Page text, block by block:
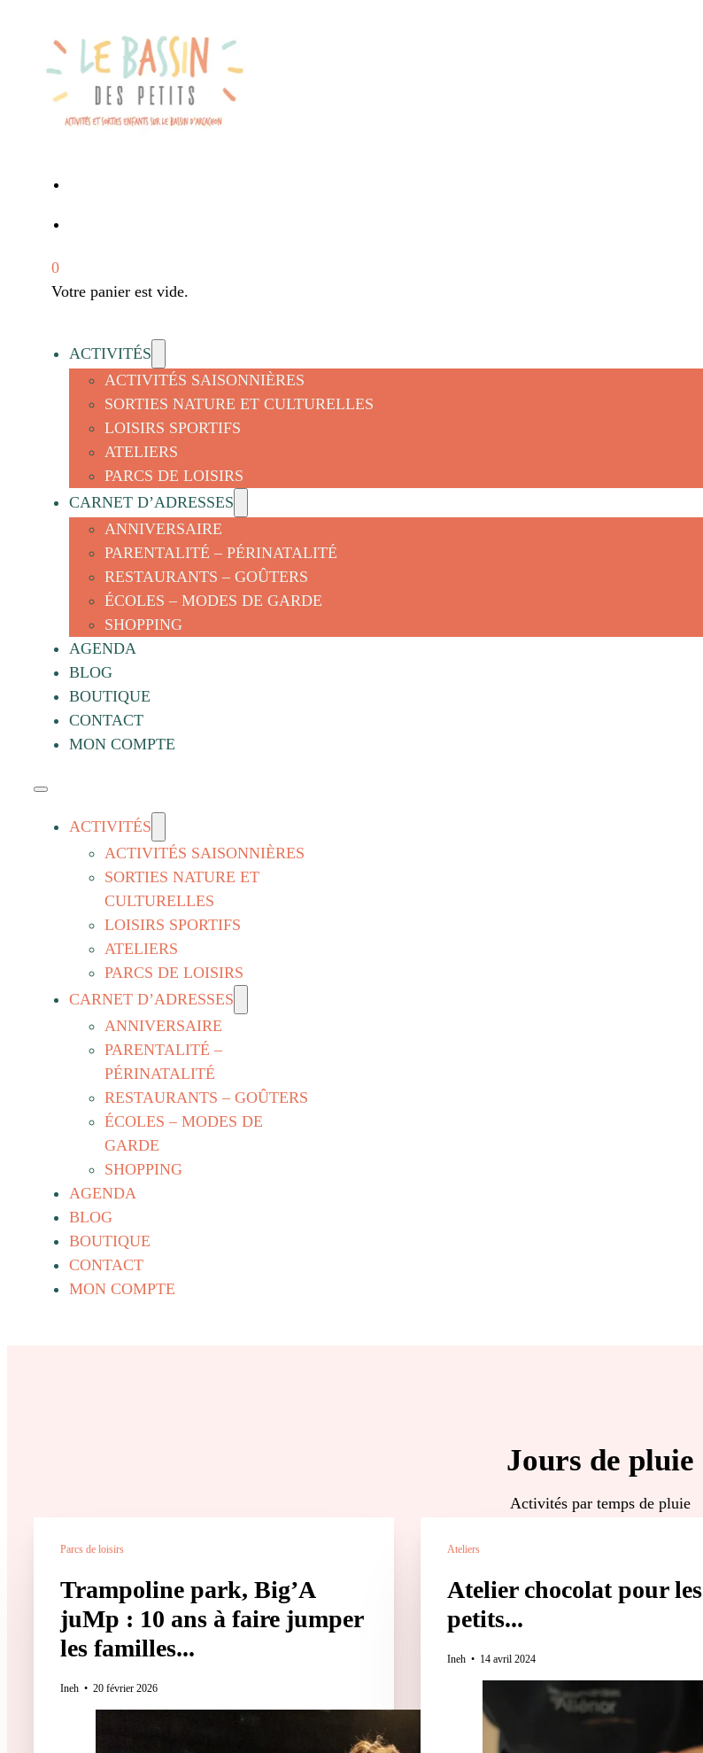
0
Votre panier est vide.
ACTIVITÉS
ACTIVITÉS SAISONNIÈRES
SORTIES NATURE ET CULTURELLES
LOISIRS SPORTIFS
ATELIERS
PARCS DE LOISIRS
CARNET D’ADRESSES
ANNIVERSAIRE
PARENTALITÉ – PÉRINATALITÉ
RESTAURANTS – GOÛTERS
ÉCOLES – MODES DE GARDE
SHOPPING
AGENDA
BLOG
BOUTIQUE
CONTACT
MON COMPTE
ACTIVITÉS
ACTIVITÉS SAISONNIÈRES
SORTIES NATURE ET
CULTURELLES
LOISIRS SPORTIFS
ATELIERS
PARCS DE LOISIRS
CARNET D’ADRESSES
ANNIVERSAIRE
PARENTALITÉ –
PÉRINATALITÉ
RESTAURANTS – GOÛTERS
ÉCOLES – MODES DE
GARDE
SHOPPING
AGENDA
BLOG
BOUTIQUE
CONTACT
MON COMPTE
Jours de pluie
Activités par temps de pluie
Parcs de loisirs
Trampoline park, Big’A
juMp : 10 ans à faire jumper
les familles...
Ineh 20 février 2026
Ateliers
Atelier chocolat pour les
petits...
Ineh 14 avril 2024